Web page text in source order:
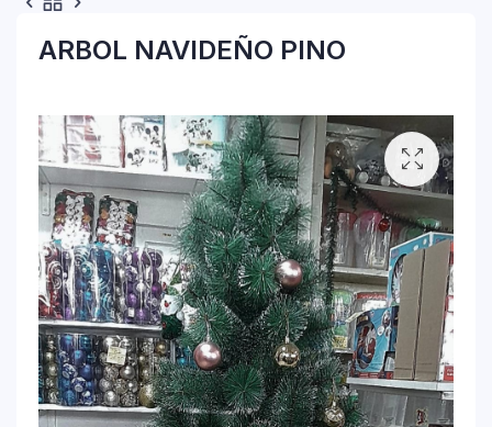
ARBOL NAVIDEÑO PINO